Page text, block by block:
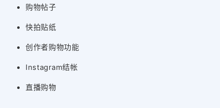
购物帖子
快拍贴纸
创作者购物功能
Instagram结帐
直播购物